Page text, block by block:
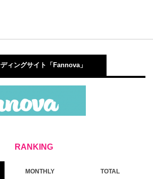
ィングサイト「Fannova」
MONTHLY TOTAL